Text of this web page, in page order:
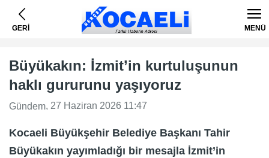
GERİ MENÜ
Büyükakın: İzmit’in kurtuluşunun
haklı gururunu yaşıyoruz
Gündem, 27 Haziran 2026 11:47
Kocaeli Büyükşehir Belediye Başkanı Tahir
Büyükakın yayımladığı bir mesajla İzmit’in